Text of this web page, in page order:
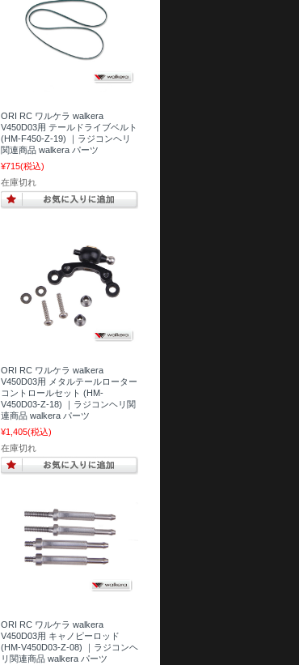
ORI RC ワルケラ walkera
V450D03用 テールドライブベルト
(HM-F450-Z-19) ｜ラジコンヘリ
関連商品 walkera パーツ
¥715(税込)
在庫切れ
ORI RC ワルケラ walkera
V450D03用 メタルテールローター
コントロールセット (HM-
V450D03-Z-18) ｜ラジコンヘリ関
連商品 walkera パーツ
¥1,405(税込)
在庫切れ
ORI RC ワルケラ walkera
V450D03用 キャノピーロッド
(HM-V450D03-Z-08) ｜ラジコンヘ
リ関連商品 walkera パーツ